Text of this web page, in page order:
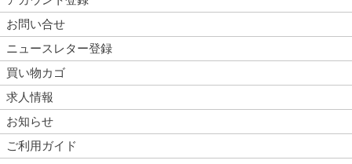
お問い合せ
ニュースレター登録
買い物カゴ
求人情報
お知らせ
ご利用ガイド